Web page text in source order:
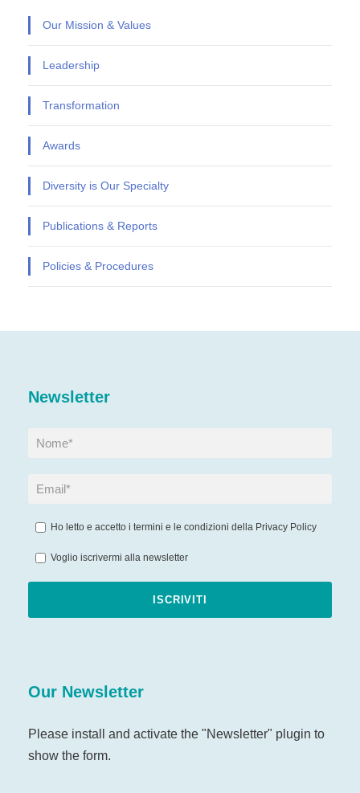
Our Mission & Values
Leadership
Transformation
Awards
Diversity is Our Specialty
Publications & Reports
Policies & Procedures
Newsletter
Ho letto e accetto i termini e le condizioni della Privacy Policy
Voglio iscrivermi alla newsletter
Our Newsletter
Please install and activate the "Newsletter" plugin to
show the form.